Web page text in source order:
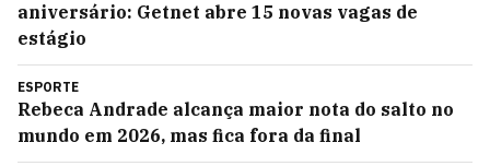
aniversário: Getnet abre 15 novas vagas de
estágio
ESPORTE
Rebeca Andrade alcança maior nota do salto no
mundo em 2026, mas fica fora da final